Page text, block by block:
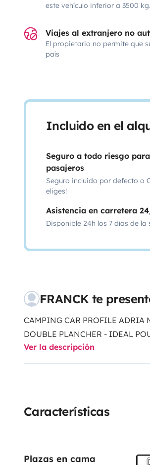
este vehículo inferior a 3500 kg.
Viajes al extranjero no
El propietario no permite que
país
Incluido en el
Seguro a todo riesgo
pasajeros
Seguro incluido por defecto o
eliges!
Asistencia en carretera
Disponible 24h los 7 días de la
FRANCK te
CAMPING CAR PROFILE ADRIA
DOUBLE PLANCHER - IDEAL
Ver la descripción
Características
Plazas en cama